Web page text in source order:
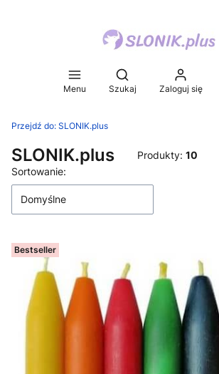
Menu
Otwórz wyszukiwarkę
Szukaj Zaloguj się
Przejdź do: SLONIK.plus
SLONIK.plus Produkty: 10
Lista produktów
Sortowanie:
Domyślne
Bestseller